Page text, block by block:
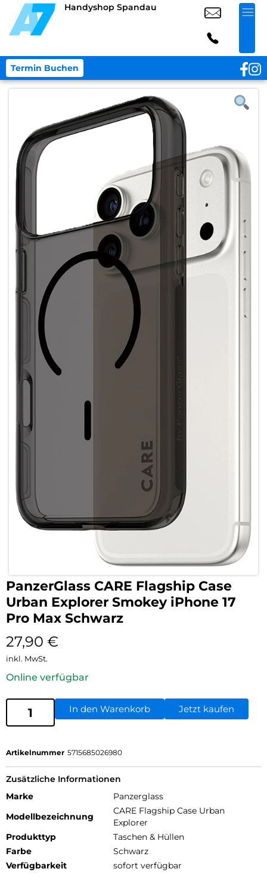
Handyshop Spandau
Termin Buchen
PanzerGlass CARE Flagship Case
Urban Explorer Smokey iPhone 17
Pro Max Schwarz
27,90 €
inkl. MwSt.
Online verfügbar
In den Warenkorb Jetzt kaufen
Artikelnummer 5715685026980
Zusätzliche Informationen
Marke
Panzerglass
Modellbezeichnung
CARE Flagship Case Urban
Explorer
Produkttyp
Taschen & Hüllen
Farbe
Schwarz
Verfügbarkeit
sofort verfügbar